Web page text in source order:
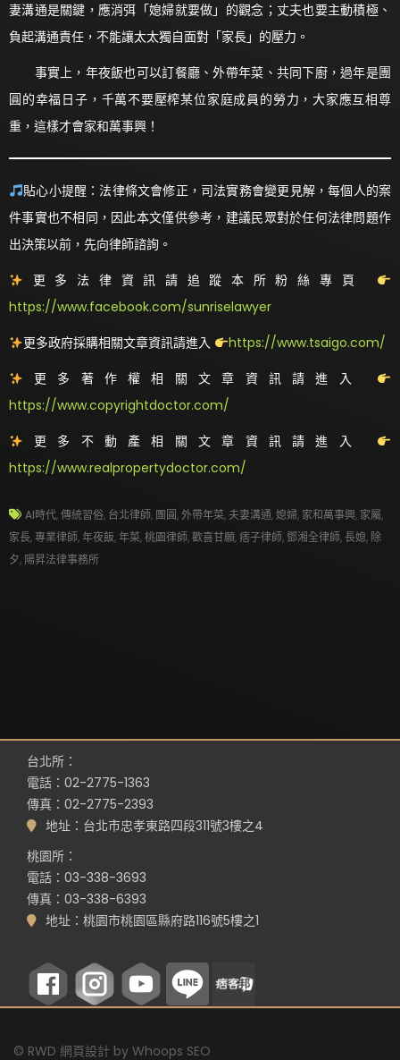
妻溝通是關鍵，應消弭「媳婦就要做」的觀念；丈夫也要主動積極、
負起溝通責任，不能讓太太獨自面對「家長」的壓力。
事實上，年夜飯也可以訂餐廳、外帶年菜、共同下廚，過年是團
圓的幸福日子，千萬不要壓榨某位家庭成員的勞力，大家應互相尊
重，這樣才會家和萬事興！
貼心小提醒：法律條文會修正，司法實務會變更見解，每個人的案
件事實也不相同，因此本文僅供參考，建議民眾對於任何法律問題作
出決策以前，先向律師諮詢。
更多法律資訊請追蹤本所粉絲專頁
https://www.facebook.com/sunriselawyer
更多政府採購相關文章資訊請進入
https://www.tsaigo.com/
更多著作權相關文章資訊請進入
https://www.copyrightdoctor.com/
更多不動產相關文章資訊請進入
https://www.realpropertydoctor.com/
AI時代,傳統習俗, 台北律師, 團圓,外帶年菜,夫妻溝通,媳婦, 家和萬事興, 家屬,
家長,專業律師,年夜飯,年菜,桃園律師,歡喜甘願,痞子律師, 鄧湘全律師,長媳, 除
夕, 陽昇法律事務所
台北所：
電話：02-2775-1363
傳真：02-2775-2393
地址：台北市忠孝東路四段311號3樓之4
桃園所：
電話：03-338-3693
傳真：03-338-6393
地址：桃園市桃園區縣府路116號5樓之1
© RWD 網頁設計 by Whoops SEO